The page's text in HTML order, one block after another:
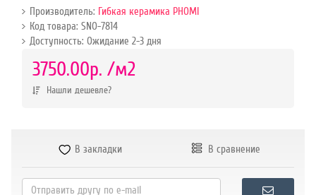
Производитель: Гибкая керамика РНОMI
Код товара: SNO-7814
Доступность: Ожидание 2-3 дня
3750.00р. р.
/м2
Нашли дешевле?
В закладки В сравнение